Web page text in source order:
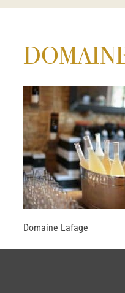
Domaine Lafage